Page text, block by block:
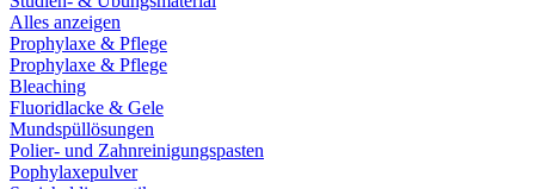
Alles anzeigen
Prophylaxe & Pflege
Prophylaxe & Pflege
Bleaching
Fluoridlacke & Gele
Mundspüllösungen
Polier- und Zahnreinigungspasten
Pophylaxepulver